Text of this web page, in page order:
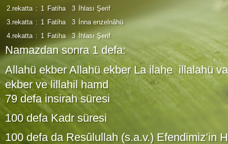
2.rekatta : 1 Fatiha 3
İhlası Şerif
3.rekatta : 1 Fatiha 3
İnna enzelnâhü
4.rekatta : 1 Fatiha 3 İhlası Şerif
Namazdan sonra 1 defa:
Allahü ekber Allahü ekber La ilahe illalahü
ekber ve lillahil hamd
79 defa insirah süresi
100 defa Kadr süresi
100 defa da Resûlullah (s.a.v.) Efendimiz’in